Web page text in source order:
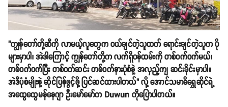
"ကျွန်တော်တို့ဆီကို လာမယ့်လူတွေက ဝယ်ချင်တဲ့သူထက် ရောင်းချင်တဲ့သူက ပို
များမှာပါ၊ အဲဒါကြောင့် ကျွန်တော်တို့က လက်ရှိဝန်ထမ်းကို တစ်ဝက်ဝက်မယ်၊
တစ်ဝက်ဝက်ပြီး တစ်ဝက်ဆင်း တစ်ဝက်နားပုံစံနဲ့ အလှည့်ကျ ဆင်းခိုင်းမှာပါ။
အဲဒီပုံစံမျိုးနဲ့ ဆိုင်ပြန်ဖွင့်ဖို့ ပြင်ဆင်ထားပါတယ်" လို့ အောင်သမာဓိရွှေဆိုင်ရဲ့
အထွေထွေမန်နေဂျာ ဦးမော်မော်က Duwun ကိုပြောပါတယ်။